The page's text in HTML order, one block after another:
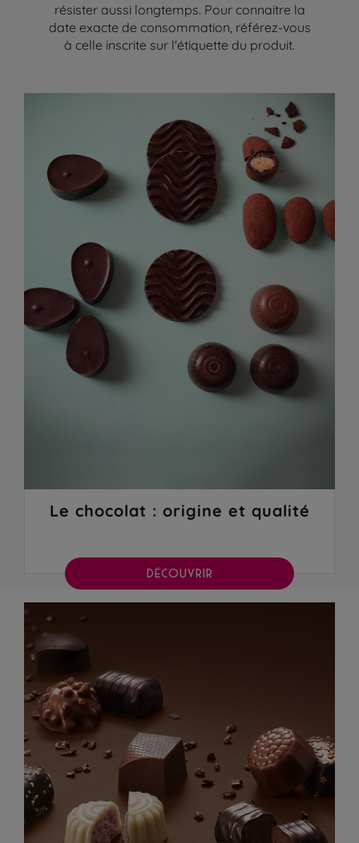
résister aussi longtemps. Pour connaitre la
date exacte de consommation, référez-vous
à celle inscrite sur l'étiquette du produit.
Le chocolat : origine et qualité
DÉCOUVRIR